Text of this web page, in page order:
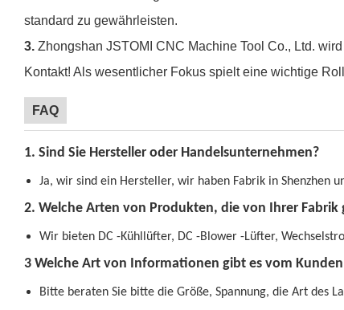
standard zu gewährleisten.
3. Zhongshan JSTOMI CNC Machine Tool Co., Ltd.
Kontakt! Als wesentlicher Fokus spielt eine wichtige
FAQ
1. Sind Sie Hersteller oder Handelsunternehmen?
Ja, wir sind ein Hersteller, wir haben Fabrik in Shenzhen
2. Welche Arten von Produkten, die von Ihrer Fabrik
Wir bieten DC -Kühllüfter, DC -Blower -Lüfter,
3 Welche Art von Informationen gibt es vom
Bitte beraten Sie bitte die Größe, Spannung, die Art des